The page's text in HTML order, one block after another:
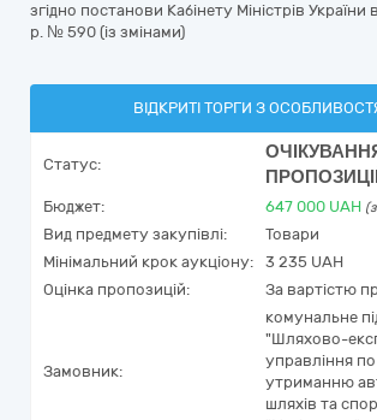
згідно постанови Кабінету Міністрів України
р. № 590 (із змінами)
ВІДКРИТІ ТОРГИ З
Статус:
Бюджет: 647 000 UAH
Вид предмету закупівлі:
Товари
Мінімальний крок аукціону:
3 235 UAH
Оцінка пропозицій:
За вартістю
Замовник:
комунальне
"Шляхово-
управління
утриманню
шляхів та